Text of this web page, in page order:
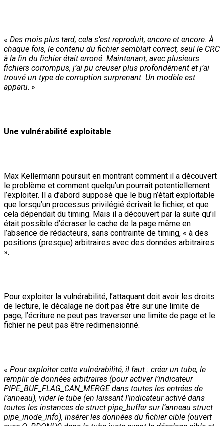
« Des mois plus tard, cela s’est reproduit, encore et encore. À
chaque fois, le contenu du fichier semblait correct, seul le CRC
à la fin du fichier était erroné. Maintenant, avec plusieurs
fichiers corrompus, j’ai pu creuser plus profondément et j’ai
trouvé un type de corruption surprenant. Un modèle est
apparu. »
Une vulnérabilité exploitable
Max Kellermann poursuit en montrant comment il a découvert
le problème et comment quelqu’un pourrait potentiellement
l’exploiter. Il a d’abord supposé que le bug n’était exploitable
que lorsqu’un processus privilégié écrivait le fichier, et que
cela dépendait du timing. Mais il a découvert par la suite qu’il
était possible d’écraser le cache de la page même en
l’absence de rédacteurs, sans contrainte de timing, « à des
positions (presque) arbitraires avec des données arbitraires
».
Pour exploiter la vulnérabilité, l’attaquant doit avoir les droits
de lecture, le décalage ne doit pas être sur une limite de
page, l’écriture ne peut pas traverser une limite de page et le
fichier ne peut pas être redimensionné.
« Pour exploiter cette vulnérabilité, il faut : créer un tube, le
remplir de données arbitraires (pour activer l’indicateur
PIPE_BUF_FLAG_CAN_MERGE dans toutes les entrées de
l’anneau), vider le tube (en laissant l’indicateur activé dans
toutes les instances de struct pipe_buffer sur l’anneau struct
pipe_inode_info), insérer les données du fichier cible (ouvert